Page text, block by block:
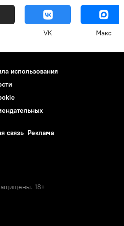
VK Макс
использования
связь Реклама
18+